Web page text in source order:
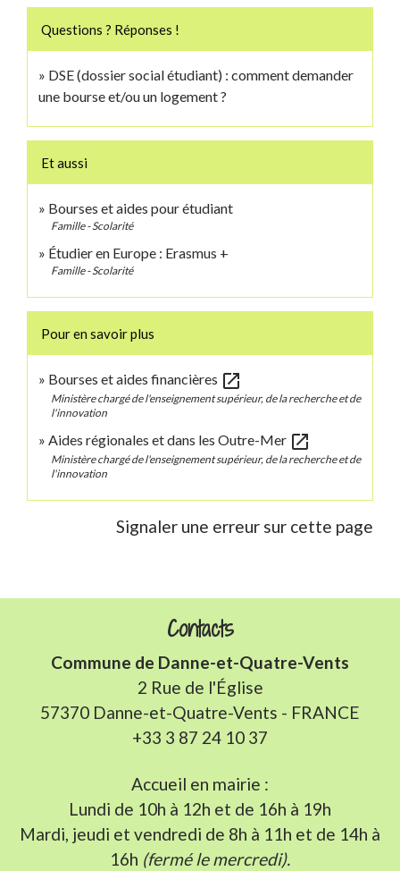
Questions ? Réponses !
DSE (dossier social étudiant) : comment demander
une bourse et/ou un logement ?
Et aussi
Bourses et aides pour étudiant
Famille - Scolarité
Étudier en Europe : Erasmus +
Famille - Scolarité
Pour en savoir plus
Bourses et aides financières open_in_new
Ministère chargé de l'enseignement supérieur, de la recherche et de
l'innovation
Aides régionales et dans les Outre-Mer open_in_new
Ministère chargé de l'enseignement supérieur, de la recherche et de
l'innovation
Signaler une erreur sur cette page
Contacts
Commune de Danne-et-Quatre-Vents
2 Rue de l'Église
57370 Danne-et-Quatre-Vents - FRANCE
+33 3 87 24 10 37
Accueil en mairie :
Lundi de 10h à 12h et de 16h à 19h
Mardi, jeudi et vendredi de 8h à 11h et de 14h à
16h (fermé le mercredi).